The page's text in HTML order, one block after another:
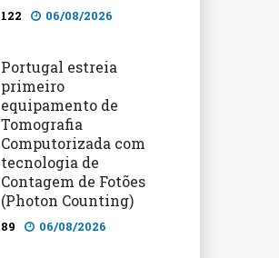
122 06/08/2026
Portugal estreia
primeiro
equipamento de
Tomografia
Computorizada com
tecnologia de
Contagem de Fotões
(Photon Counting)
89 06/08/2026